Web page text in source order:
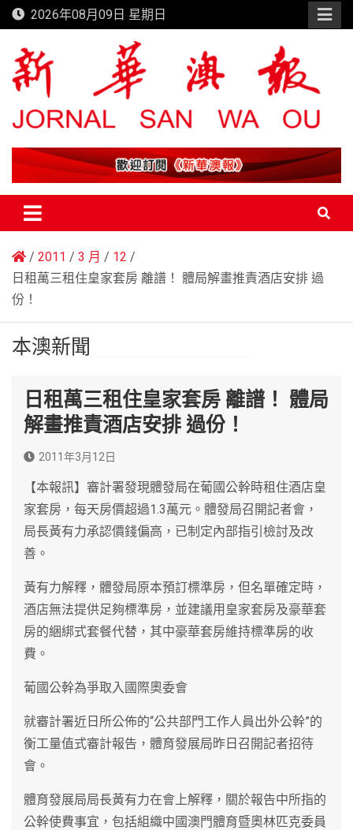
Skip
to
content
2026年08月09日 星期日
新華澳報
2011 3 月
12
日租萬三租住皇家套房 離譜！ 體局解畫推責酒店安排 過
份！
本澳新聞
日租萬三租住皇家套房 離譜！ 體局
解畫推責酒店安排 過份！
2011年3月12日
【本報訊】審計署發現體發局在葡國公幹時租住酒店皇
家套房，每天房價超過1.3萬元。體發局召開記者會，
局長黃有力承認價錢偏高，已制定內部指引檢討及改
善。
黃有力解釋，體發局原本預訂標準房，但名單確定時，
酒店無法提供足夠標準房，並建議用皇家套房及豪華套
房的綑綁式套餐代替，其中豪華套房維持標準房的收
費。
葡國公幹為爭取入國際奧委會
就審計署近日所公佈的“公共部門工作人員出外公幹”的
衡工量值式審計報告，體育發展局昨日召開記者招待
會。
體育發展局局長黃有力在會上解釋，關於報告中所指的
公幹使費事宜，包括組織中國澳門體育暨奧林匹克委員